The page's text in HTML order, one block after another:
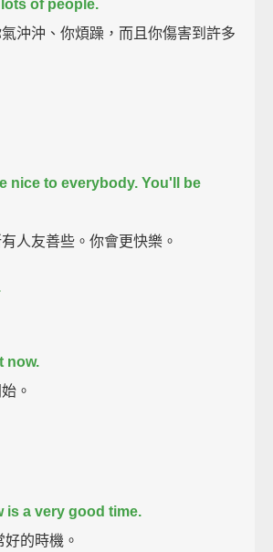
of people.
沖沖、你煩躁，而且你傷害到許多
nice to everybody. You'll be
人友善些。你會更快樂。
now.
。
is a very good time.
的時機。